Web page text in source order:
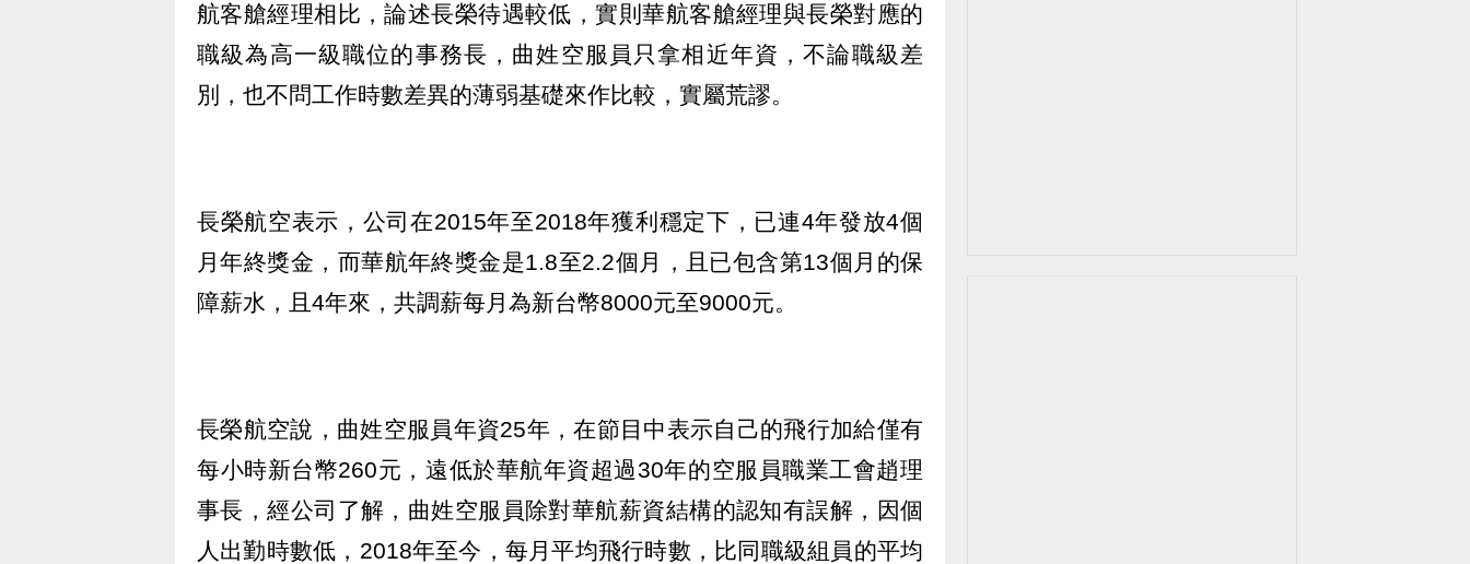
航客艙經理相比，論述長榮待遇較低，實則華航客艙經理與長榮對應的
職級為高一級職位的事務長，曲姓空服員只拿相近年資，不論職級差
別，也不問工作時數差異的薄弱基礎來作比較，實屬荒謬。
長榮航空表示，公司在2015年至2018年獲利穩定下，已連4年發放4個
月年終獎金，而華航年終獎金是1.8至2.2個月，且已包含第13個月的保
障薪水，且4年來，共調薪每月為新台幣8000元至9000元。
長榮航空說，曲姓空服員年資25年，在節目中表示自己的飛行加給僅有
每小時新台幣260元，遠低於華航年資超過30年的空服員職業工會趙理
事長，經公司了解，曲姓空服員除對華航薪資結構的認知有誤解，因個
人出勤時數低，2018年至今，每月平均飛行時數，比同職級組員的平均